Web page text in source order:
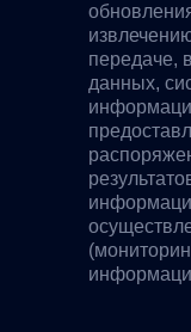
передаче,
данных,